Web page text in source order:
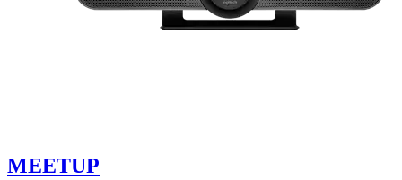
MEETUP